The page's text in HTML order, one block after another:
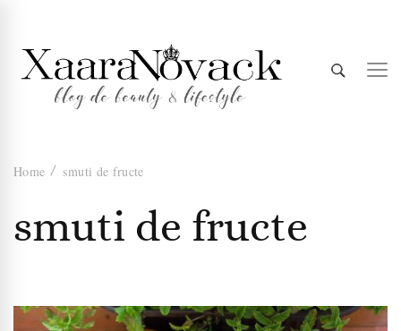
Xaara
Novack
Home smuti de fructe
smuti de fructe